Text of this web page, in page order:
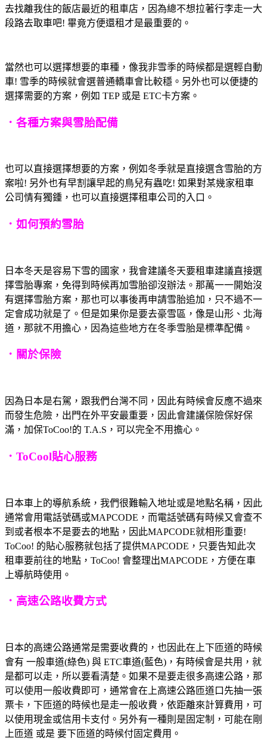
去找離我住的飯店最近的租車店，因為總不想拉著行李走一大
段路去取車吧! 畢竟方便還租才是最重要的。
當然也可以選擇想要的車種，像我非雪季的時候都是選輕自動
車! 雪季的時候就會選普通轎車會比較穩。另外也可以便捷的
選擇需要的方案，例如 TEP 或是 ETC卡方案。
．各種方案與雪胎配備
也可以直接選擇想要的方案，例如冬季就是直接選含雪胎的方
案啦! 另外也有早割讓早起的鳥兒有蟲吃! 如果對某幾家租車
公司情有獨鍾，也可以直接選擇租車公司的入口。
．如何預約雪胎
日本冬天是容易下雪的國家，我會建議冬天要租車建議直接選
擇雪胎專案，免得到時候再加雪胎卻沒辦法。那萬一一開始沒
有選擇雪胎方案，那也可以事後再申請雪胎追加，只不過不一
定會成功就是了。但是如果你是要去豪雪區，像是山形、北海
道，那就不用擔心，因為這些地方在冬季雪胎是標準配備。
．關於保險
因為日本是右駕，跟我們台灣不同，因此有時候會反應不過來
而發生危險，出門在外平安最重要，因此會建議保險保好保
滿，加保ToCoo!的 T.A.S，可以完全不用擔心。
．ToCool貼心服務
日本車上的導航系統，我們很難輸入地址或是地點名稱，因此
通常會用電話號碼或MAPCODE，而電話號碼有時候又會查不
到或者根本不是要去的地點，因此MAPCODE就相形重要!
ToCoo! 的貼心服務就包括了提供MAPCODE，只要告知此次
租車要前往的地點，ToCoo! 會整理出MAPCODE，方便在車
上導航時使用。
．高速公路收費方式
日本的高速公路通常是需要收費的，也因此在上下匝道的時候
會有 一般車道(綠色) 與 ETC車道(藍色)，有時候會是共用，就
是都可以走，所以要看清楚。如果不是要走很多高速公路，那
可以使用一般收費即可，通常會在上高速公路匝道口先抽一張
票卡，下匝道的時候也是走一般收費，依距離來計算費用，可
以使用現金或信用卡支付。另外有一種則是固定制，可能在剛
上匝道 或是 要下匝道的時候付固定費用。